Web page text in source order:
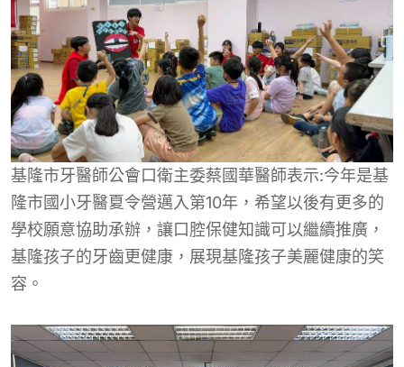
基隆市牙醫師公會口衛主委蔡國華醫師表示:今年是基
隆市國小牙醫夏令營邁入第10年，希望以後有更多的
學校願意協助承辦，讓口腔保健知識可以繼續推廣，
基隆孩子的牙齒更健康，展現基隆孩子美麗健康的笑
容。